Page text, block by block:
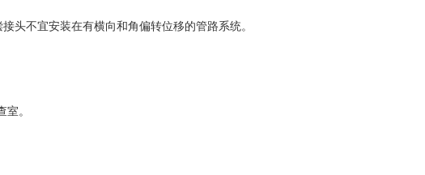
头不宜安装在有横向和角偏转位移的管路系统。
。